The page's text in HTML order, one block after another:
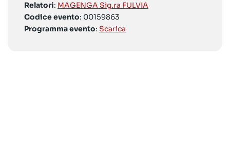
Relatori: MAGENGA Sig.ra FULVIA
Codice evento: 00159863
Programma evento: Scarica